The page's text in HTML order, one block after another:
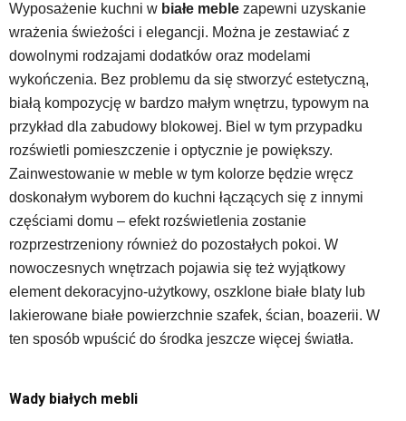
Wyposażenie kuchni w białe meble zapewni uzyskanie
wrażenia świeżości i elegancji. Można je zestawiać z
dowolnymi rodzajami dodatków oraz modelami
wykończenia. Bez problemu da się stworzyć estetyczną,
białą kompozycję w bardzo małym wnętrzu, typowym na
przykład dla zabudowy blokowej. Biel w tym przypadku
rozświetli pomieszczenie i optycznie je powiększy.
Zainwestowanie w meble w tym kolorze będzie wręcz
doskonałym wyborem do kuchni łączących się z innymi
częściami domu – efekt rozświetlenia zostanie
rozprzestrzeniony również do pozostałych pokoi. W
nowoczesnych wnętrzach pojawia się też wyjątkowy
element dekoracyjno-użytkowy, oszklone białe blaty lub
lakierowane białe powierzchnie szafek, ścian, boazerii. W
ten sposób wpuścić do środka jeszcze więcej światła.
Wady białych mebli